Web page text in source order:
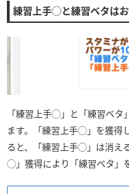
練習上手◯と練習ベタは
「練習上手◯」と「練習ベタ
ます。「練習上手◯」を獲得
ると、「練習上手◯」は消え
◯」獲得により「練習ベタ」